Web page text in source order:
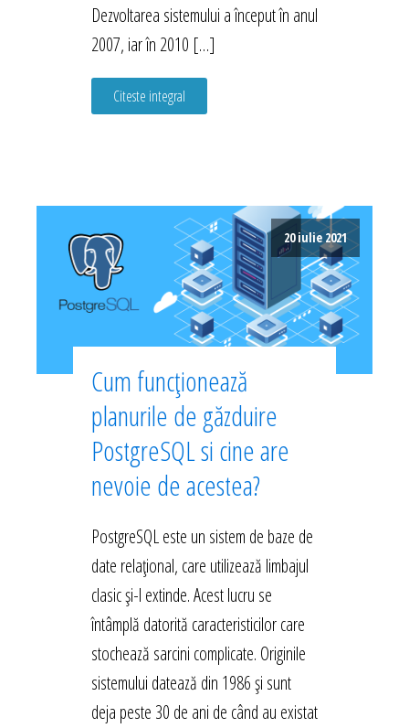
Dezvoltarea sistemului a început în anul
2007, iar în 2010 […]
Citeste integral
20 iulie 2021
Cum funcționează
planurile de găzduire
PostgreSQL si cine are
nevoie de acestea?
PostgreSQL este un sistem de baze de
date relațional, care utilizează limbajul
clasic și-l extinde. Acest lucru se
întâmplă datorită caracteristicilor care
stochează sarcini complicate. Originile
sistemului datează din 1986 și sunt
deja peste 30 de ani de când au existat